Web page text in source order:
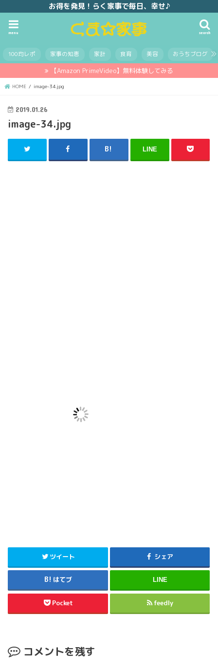
お得を発見！らく家事で毎日、幸せ♪
search
menu
100均レポ 家事の知恵 家計 食育 美容 おうちブログ
【Amazon PrimeVideo】無料体験してみる
HOME image-34.jpg
2019.01.26
image-34.jpg
LINE
ツイート シェア
はてブ LINE
Pocket feedly
コメントを残す